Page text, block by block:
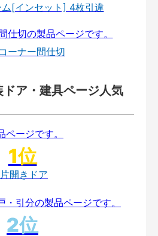
[インセット] 4枚引違
ーナー間仕切
ア・建具ページ人気
片開きドア